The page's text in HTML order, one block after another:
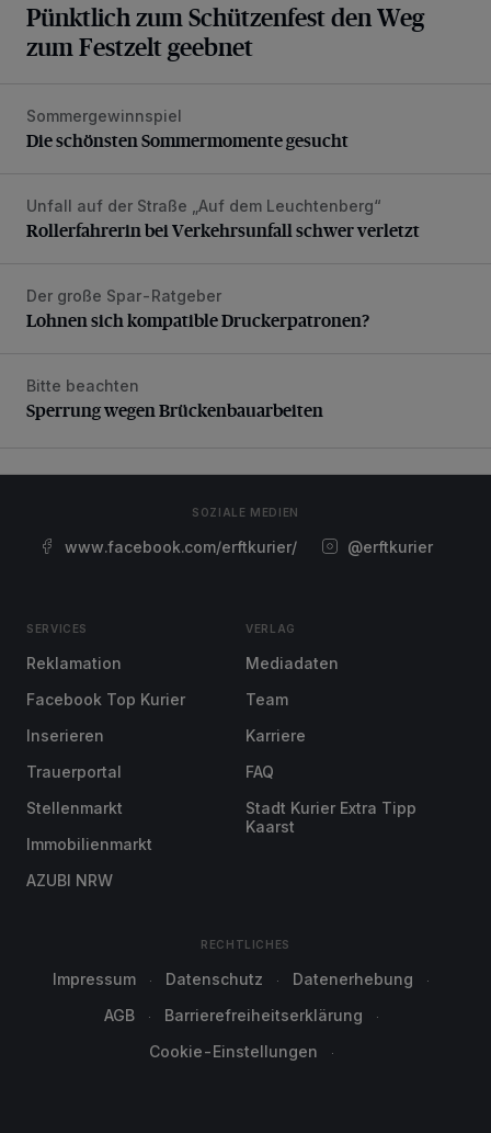
Pünktlich zum Schützenfest den Weg
zum Festzelt geebnet
Die schönsten Sommermomente gesucht
Sommergewinnspiel
Die schönsten Sommermomente gesucht
Rollerfahrerin bei Verkehrsunfall schwer verletzt
Unfall auf der Straße „Auf dem Leuchtenberg“
Rollerfahrerin bei Verkehrsunfall schwer verletzt
Lohnen sich kompatible Druckerpatronen?
Der große Spar-Ratgeber
Lohnen sich kompatible Druckerpatronen?
Sperrung wegen Brückenbauarbeiten
Bitte beachten
Sperrung wegen Brückenbauarbeiten
SOZIALE MEDIEN
www.facebook.com/erftkurier/ @erftkurier
SERVICES
Reklamation
Facebook Top Kurier
Inserieren
Trauerportal
Stellenmarkt
Immobilienmarkt
AZUBI NRW
VERLAG
Mediadaten
Team
Karriere
FAQ
Stadt Kurier Extra Tipp
Kaarst
RECHTLICHES
Impressum Datenschutz
Datenerhebung
AGB
Barrierefreiheitserklärung
Cookie-Einstellungen